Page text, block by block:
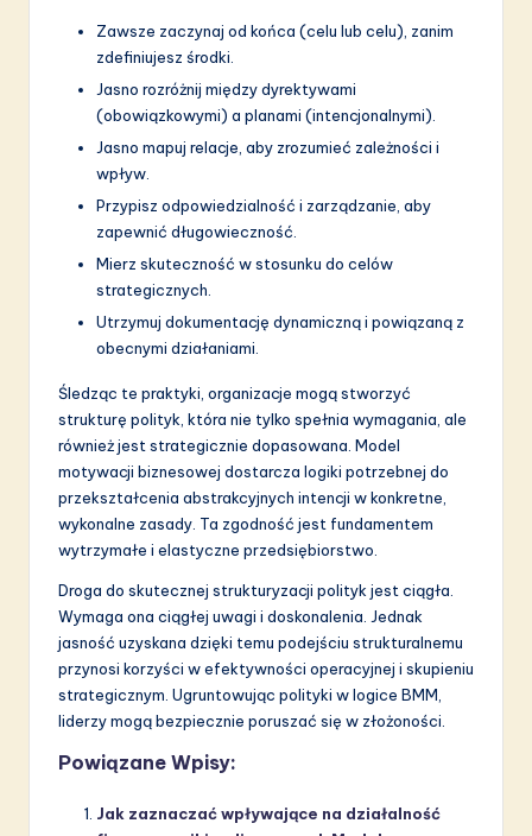
Zawsze zaczynaj od końca (celu lub celu), zanim
zdefiniujesz środki.
Jasno rozróżnij między dyrektywami
(obowiązkowymi) a planami (intencjonalnymi).
Jasno mapuj relacje, aby zrozumieć zależności i
wpływ.
Przypisz odpowiedzialność i zarządzanie, aby
zapewnić długowieczność.
Mierz skuteczność w stosunku do celów
strategicznych.
Utrzymuj dokumentację dynamiczną i powiązaną z
obecnymi działaniami.
Śledząc te praktyki, organizacje mogą stworzyć
strukturę polityk, która nie tylko spełnia wymagania, ale
również jest strategicznie dopasowana. Model
motywacji biznesowej dostarcza logiki potrzebnej do
przekształcenia abstrakcyjnych intencji w konkretne,
wykonalne zasady. Ta zgodność jest fundamentem
wytrzymałe i elastyczne przedsiębiorstwo.
Droga do skutecznej strukturyzacji polityk jest ciągła.
Wymaga ona ciągłej uwagi i doskonalenia. Jednak
jasność uzyskana dzięki temu podejściu strukturalnemu
przynosi korzyści w efektywności operacyjnej i skupieniu
strategicznym. Ugruntowując polityki w logice BMM,
liderzy mogą bezpiecznie poruszać się w złożoności.
Powiązane Wpisy:
Jak zaznaczać wpływające na działalność